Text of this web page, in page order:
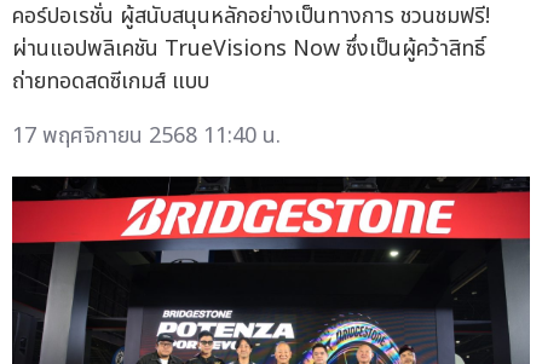
คอร์ปอเรชั่น ผู้สนับสนุนหลักอย่างเป็นทางการ ชวนชมฟรี!
ผ่านแอปพลิเคชัน TrueVisions Now ซึ่งเป็นผู้คว้าสิทธิ์
ถ่ายทอดสดซีเกมส์ แบบ
17 พฤศจิกายน 2568 11:40 น.